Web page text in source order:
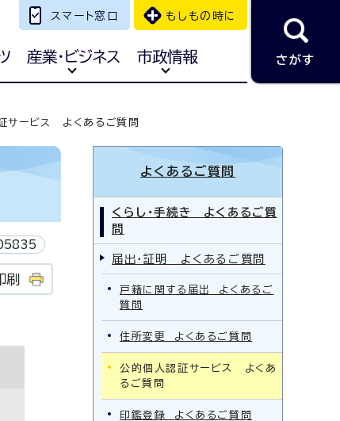
スマート窓口 もしもの時に
産業・ビジネス 市政情報 さがす
サービス よくあるご質問
刷
よくあるご質問
くらし・手続き よくあるご質
問
届出・証明 よくあるご質問
戸籍に関する届出 よくあるご
質問
住所変更 よくあるご質問
公的個人認証サービス よくあ
るご質問
印鑑登録 よくあるご質問